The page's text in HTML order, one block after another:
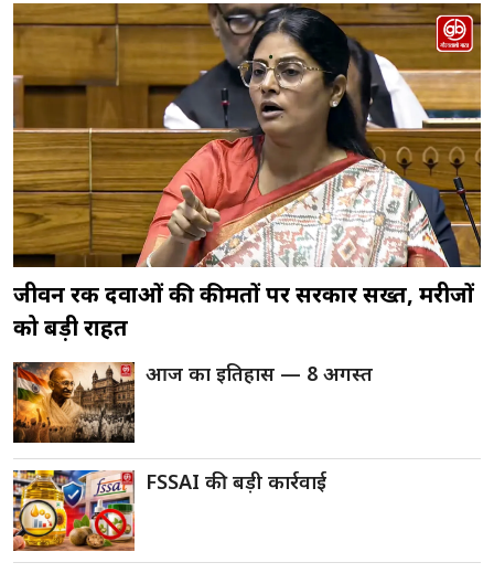
जीवन रक्षक दवाओं की कीमतों पर सरकार सख्त, मरीजों
को बड़ी राहत
आज का इतिहास — 8 अगस्त
FSSAI की बड़ी कार्रवाई